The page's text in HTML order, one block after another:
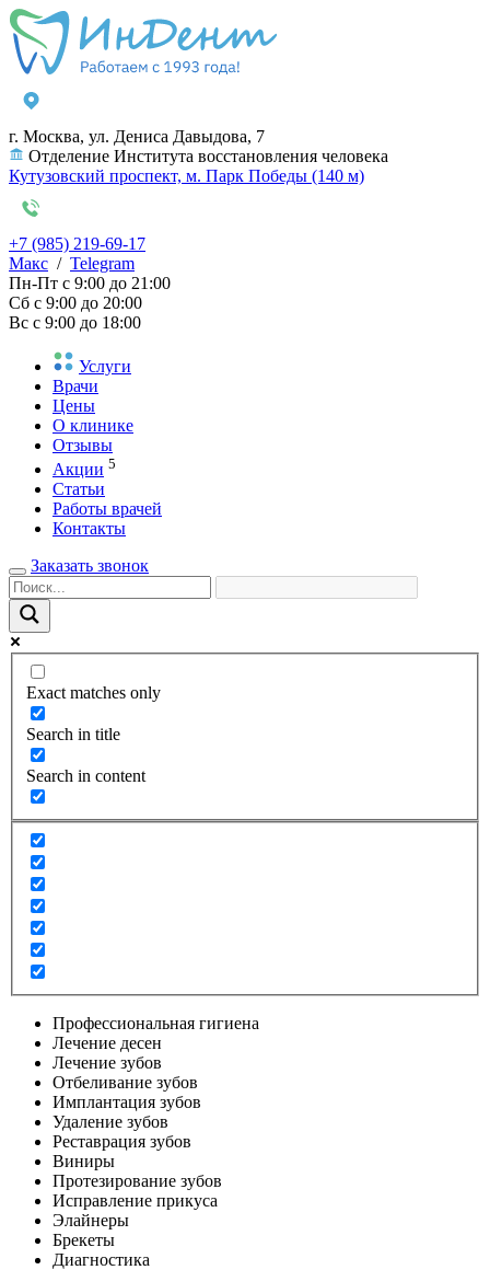
г. Москва, ул. Дениса Давыдова, 7
Отделение Института восстановления человека
Кутузовский проспект, м. Парк Победы (140 м)
+7 (985) 219-69-17
Макс / Telegram
Пн-Пт с 9:00 до 21:00
Сб с 9:00 до 20:00
Вс с 9:00 до 18:00
Услуги
Врачи
Цены
О клинике
Отзывы
Акции 5
Статьи
Работы врачей
Контакты
Заказать звонок
Exact matches only
Search in title
Search in content
Профессиональная гигиена
Лечение десен
Лечение зубов
Отбеливание зубов
Имплантация зубов
Удаление зубов
Реставрация зубов
Виниры
Протезирование зубов
Исправление прикуса
Элайнеры
Брекеты
Диагностика